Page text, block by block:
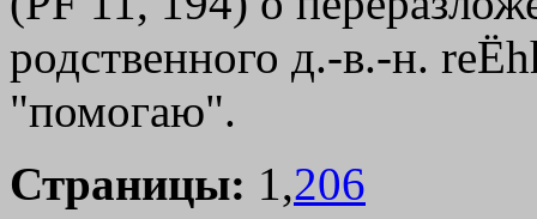
родственного д.-в.-н.
"помогаю".
Страницы: 1,206